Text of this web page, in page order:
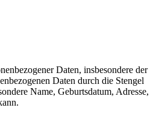
Daten, insbesondere der
Daten durch die Stengel
Name, Geburtsdatum, Adresse,